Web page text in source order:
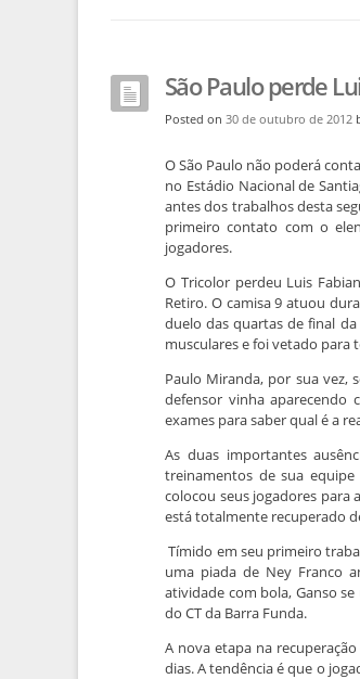
São Paulo perde
Posted on 30 de outubro de 2012
O São Paulo não poderá
no Estádio Nacional de
antes dos trabalhos desta
primeiro contato com o
jogadores.
O Tricolor perdeu Luis
Retiro. O camisa 9 atuou
duelo das quartas de final
musculares e foi vetado para
Paulo Miranda, por sua
defensor vinha aparecendo
exames para saber qual é a
As duas importantes
treinamentos de sua
colocou seus jogadores para
está totalmente recuperado
Tímido em seu primeiro
uma piada de Ney Franco
atividade com bola, Ganso
do CT da Barra Funda.
A nova etapa na
dias. A tendência é que o